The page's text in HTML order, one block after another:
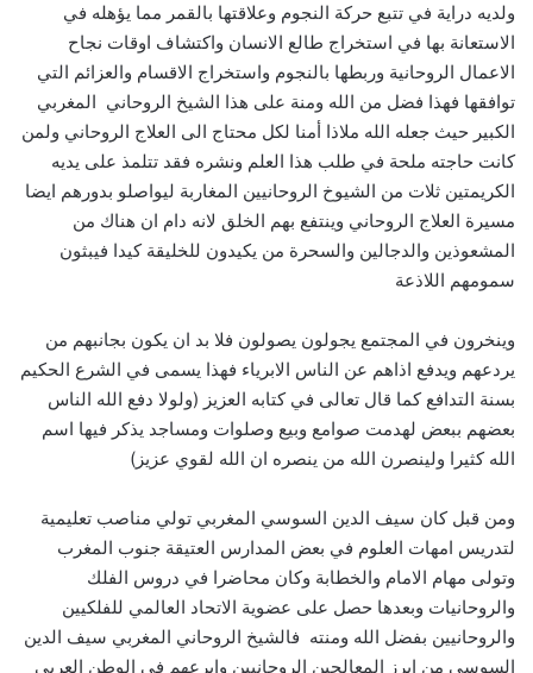
ولديه دراية في تتبع حركة النجوم وعلاقتها بالقمر مما يؤهله في
الاستعانة بها في استخراج طالع الانسان واكتشاف اوقات نجاح
الاعمال الروحانية وربطها بالنجوم واستخراج الاقسام والعزائم التي
توافقها فهذا فضل من الله ومنة على هذا الشيخ الروحاني المغربي
الكبير حيث جعله الله ملاذا أمنا لكل محتاج الى العلاج الروحاني ولمن
كانت حاجته ملحة في طلب هذا العلم ونشره فقد تتلمذ على يديه
الكريمتين ثلات من الشيوخ الروحانيين المغاربة ليواصلو بدورهم ايضا
مسيرة العلاج الروحاني وينتفع بهم الخلق لانه دام ان هناك من
المشعوذين والدجالين والسحرة من يكيدون للخليقة كيدا فيبثون
سمومهم اللاذعة
وينخرون في المجتمع يجولون يصولون فلا بد ان يكون بجانبهم من
يردعهم ويدفع اذاهم عن الناس الابرياء فهذا يسمى في الشرع الحكيم
بسنة التدافع كما قال تعالى في كتابه العزيز (ولولا دفع الله الناس
بعضهم ببعض لهدمت صوامع وبيع وصلوات ومساجد يذكر فيها اسم
الله كثيرا ولينصرن الله من ينصره ان الله لقوي عزيز)
ومن قبل كان سيف الدين السوسي المغربي تولي مناصب تعليمية
لتدريس امهات العلوم في بعض المدارس العتيقة جنوب المغرب
وتولى مهام الامام والخطابة وكان محاضرا في دروس الفلك
والروحانيات وبعدها حصل على عضوية الاتحاد العالمي للفلكيين
والروحانيين بفضل الله ومنته فالشيخ الروحاني المغربي سيف الدين
السوسي من ابرز المعالجين الروحانيين وابرعهم في الوطن العربي